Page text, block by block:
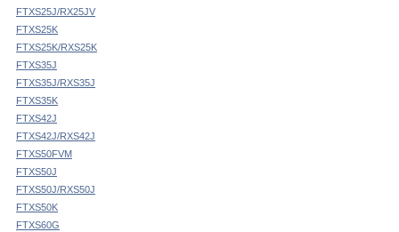
FTXS25J/RX25JV
FTXS25K
FTXS25K/RXS25K
FTXS35J
FTXS35J/RXS35J
FTXS35K
FTXS42J
FTXS42J/RXS42J
FTXS50FVM
FTXS50J
FTXS50J/RXS50J
FTXS50K
FTXS60G